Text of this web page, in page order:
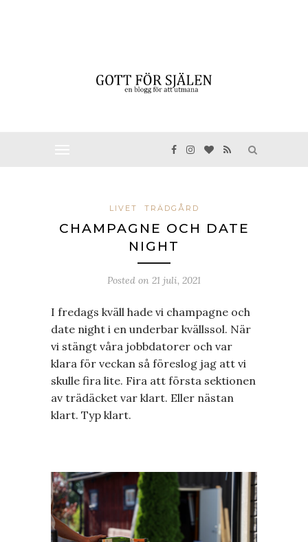
LIVET TRÄDGÅRD
CHAMPAGNE OCH DATE
NIGHT
Posted on 21 juli, 2021
I fredags kväll hade vi champagne och
date night i en underbar kvällssol. När
vi stängt våra jobbdatorer och var
klara för veckan så föreslog jag att vi
skulle fira lite. Fira att första sektionen
av trädäcket var klart. Eller nästan
klart. Typ klart.